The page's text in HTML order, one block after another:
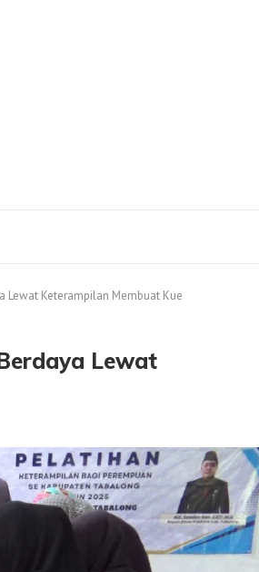
Lewat Keterampilan Membuat Kue
Lewat